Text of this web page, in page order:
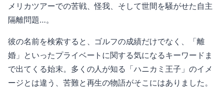
メリカツアーでの苦戦、怪我、そして世間を騒がせた自主
隔離問題…。
彼の名前を検索すると、ゴルフの成績だけでなく、「離
婚」といったプライベートに関する気になるキーワードま
で出てくる始末。多くの人が知る「ハニカミ王子」のイメ
ージとは違う、苦難と再生の物語がそこにはありました。